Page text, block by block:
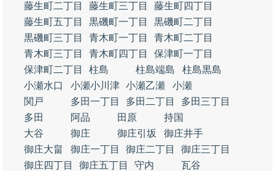
藤生町二丁目
藤生町三丁目
藤生町四丁目
藤生町五丁目
黒磯町一丁目
黒磯町二丁目
黒磯町三丁目
青木町一丁目
青木町二丁目
青木町三丁目
青木町四丁目
保津町一丁目
保津町二丁目
柱島 柱島端島
柱島黒島
小瀬水口
小瀬小川津 小瀬乙瀬
小瀬
関戸
多田一丁目 多田二丁目
多田三丁目
多田
阿品 田原
持国
大谷
御庄 御庄引坂
御庄井手
御庄大畠
御庄一丁目 御庄二丁目
御庄三丁目
御庄四丁目
御庄五丁目 守内
瓦谷